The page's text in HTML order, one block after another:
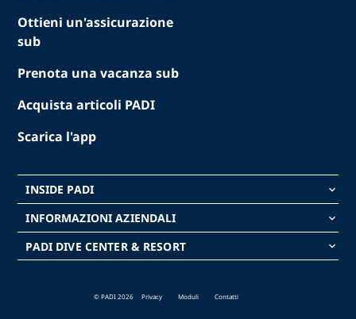
Ottieni un'assicurazione
sub
Prenota una vacanza sub
Acquista articoli PADI
Scarica l'app
INSIDE PADI keyboard_arrow_down
INFORMAZIONI AZIENDALI keyboard_arrow_down
PADI DIVE CENTER & RESORT keyboard_arrow_down
© PADI 2026 Privacy Moduli Contatti